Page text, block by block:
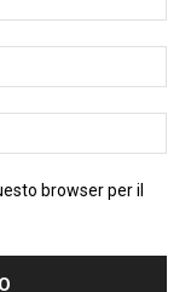
browser per il